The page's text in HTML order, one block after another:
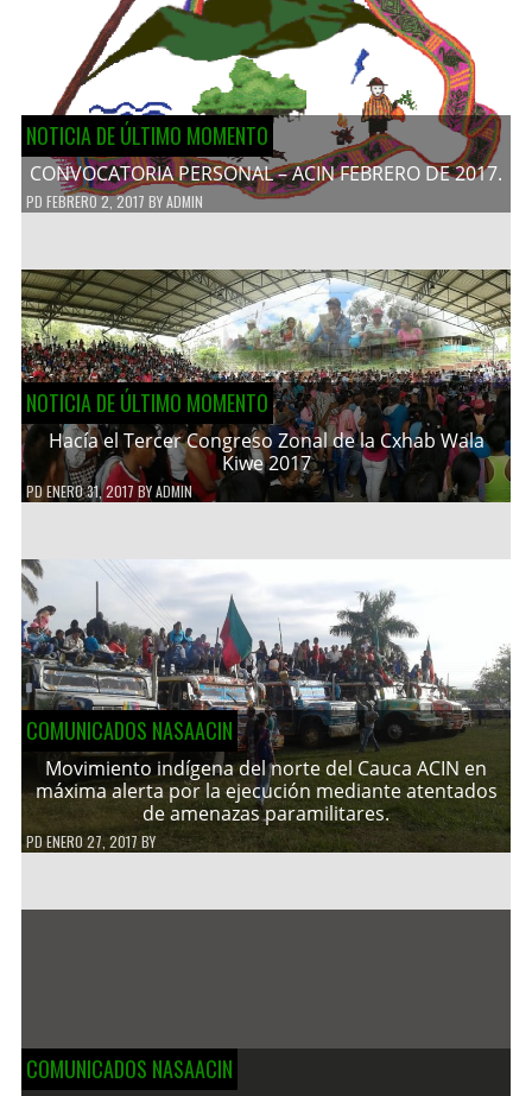
NOTICIA DE ÚLTIMO MOMENTO
CONVOCATORIA PERSONAL – ACIN FEBRERO DE 2017.
PD FEBRERO 2, 2017 BYADMIN
NOTICIA DE ÚLTIMO MOMENTO
Hacía el Tercer Congreso Zonal de la Cxhab Wala
Kiwe 2017
PDENERO 31, 2017 BYADMIN
COMUNICADOS NASAACIN
Movimiento indígena del norte del Cauca ACIN en
máxima alerta por la ejecución mediante atentados
de amenazas paramilitares.
PDENERO 27, 2017 BY
COMUNICADOS NASAACIN